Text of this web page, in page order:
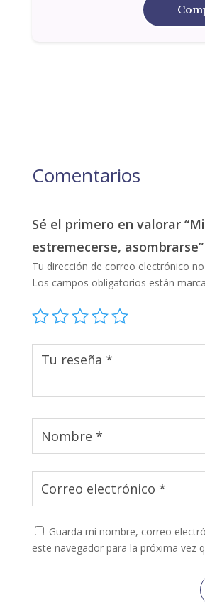
Comentarios
Sé el primero en valorar
estremecerse, asombrarse”
Tu dirección de correo electrónico
Los campos obligatorios están
Guarda mi nombre, correo
este navegador para la próxima vez